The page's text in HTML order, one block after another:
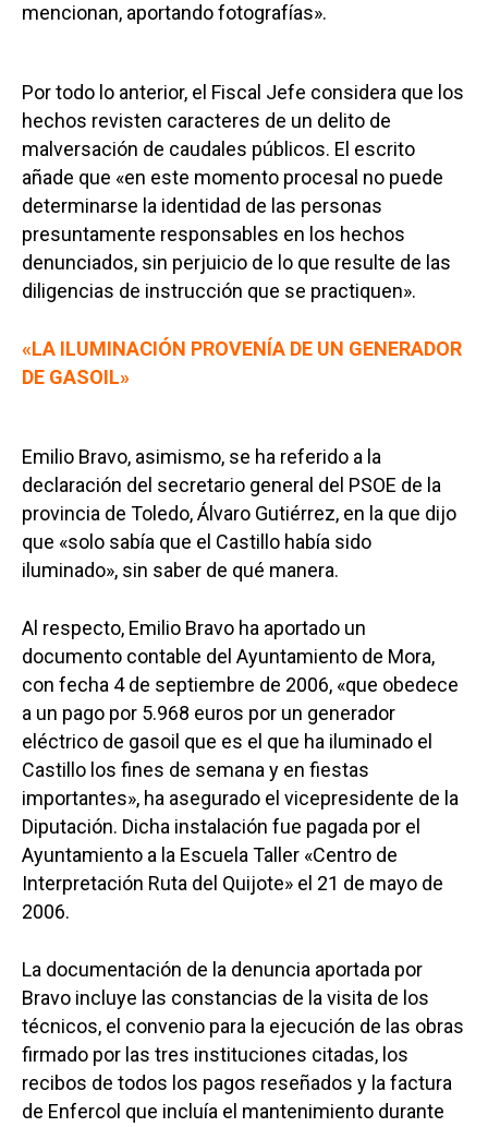
mencionan, aportando fotografías».
Por todo lo anterior, el Fiscal Jefe considera que los
hechos revisten caracteres de un delito de
malversación de caudales públicos. El escrito
añade que «en este momento procesal no puede
determinarse la identidad de las personas
presuntamente responsables en los hechos
denunciados, sin perjuicio de lo que resulte de las
diligencias de instrucción que se practiquen».
«LA ILUMINACIÓN PROVENÍA DE UN GENERADOR
DE GASOIL»
Emilio Bravo, asimismo, se ha referido a la
declaración del secretario general del PSOE de la
provincia de Toledo, Álvaro Gutiérrez, en la que dijo
que «solo sabía que el Castillo había sido
iluminado», sin saber de qué manera.
Al respecto, Emilio Bravo ha aportado un
documento contable del Ayuntamiento de Mora,
con fecha 4 de septiembre de 2006, «que obedece
a un pago por 5.968 euros por un generador
eléctrico de gasoil que es el que ha iluminado el
Castillo los fines de semana y en fiestas
importantes», ha asegurado el vicepresidente de la
Diputación. Dicha instalación fue pagada por el
Ayuntamiento a la Escuela Taller «Centro de
Interpretación Ruta del Quijote» el 21 de mayo de
2006.
La documentación de la denuncia aportada por
Bravo incluye las constancias de la visita de los
técnicos, el convenio para la ejecución de las obras
firmado por las tres instituciones citadas, los
recibos de todos los pagos reseñados y la factura
de Enfercol que incluía el mantenimiento durante